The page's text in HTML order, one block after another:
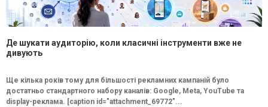
Де шукати аудиторію, коли класичні інструменти вже не
дивують
Ще кілька років тому для більшості рекламних кампаній було
достатньо стандартного набору каналів: Google, Meta, YouTube та
display-реклама. [caption id="attachment_69772"...